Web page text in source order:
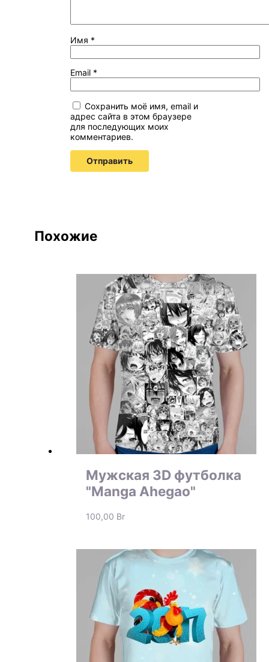
Имя *
Email *
Сохранить моё имя, email и
адрес сайта в этом браузере
для последующих моих
комментариев.
Похожие
Мужская 3D футболка
"Manga Ahegao"
100,00 Br